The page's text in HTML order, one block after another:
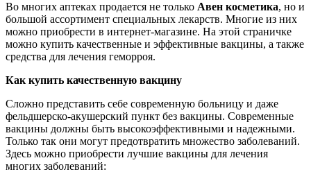
Во многих аптеках продается не только Авен косметика, но и
большой ассортимент специальных лекарств. Многие из них
можно приобрести в интернет-магазине. На этой страничке
можно купить качественные и эффективные вакцины, а также
средства для лечения геморроя.
Как купить качественную вакцину
Сложно представить себе современную больницу и даже
фельдшерско-акушерский пункт без вакцины. Современные
вакцины должны быть высокоэффективными и надежными.
Только так они могут предотвратить множество заболеваний.
Здесь можно приобрести лучшие вакцины для лечения
многих заболеваний: